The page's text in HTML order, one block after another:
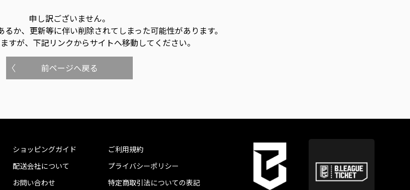
申し訳ございません。
か、更新等に伴い削除されてしまった可能性があります。
すが、下記リンクからサイトへ移動してください。
前ページへ戻る
ショッピングガイド
配送会社について
お問い合わせ
ご利用規約
プライバシーポリシー
特定商取引法についての表記